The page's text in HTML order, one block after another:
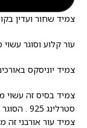
צמיד שחור ועדין בקוטר
עור קלוע וסוגר עשוי
צמיד יוניסקס
צמיד בסיס זה עשוי
סטרלינג